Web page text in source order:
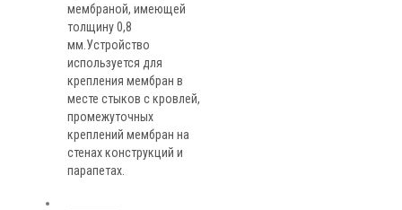
мембраной, имеющей
толщину 0,8
мм.Устройство
используется для
крепления мембран в
месте стыков с кровлей,
промежуточных
креплений мембран на
стенах конструкций и
парапетах.